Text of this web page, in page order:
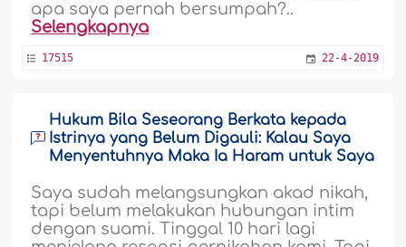
apa saya pernah bersumpah?..
Selengkapnya
17515 22-4-2019
Hukum Bila Seseorang Berkata kepada
Istrinya yang Belum Digauli: Kalau Saya
Menyentuhnya Maka Ia Haram untuk Saya
Saya sudah melangsungkan akad nikah,
tapi belum melakukan hubungan intim
dengan suami. Tinggal 10 hari lagi